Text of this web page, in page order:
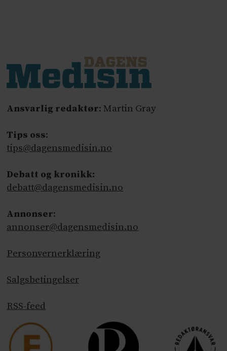
Ansvarlig redaktør: Martin Gray
Tips oss:
tips@dagensmedisin.no
Debatt og kronikk:
debatt@dagensmedisin.no
Annonser:
annonser@dagensmedisin.no
Personvernerklæring
Salgsbetingelser
RSS-feed